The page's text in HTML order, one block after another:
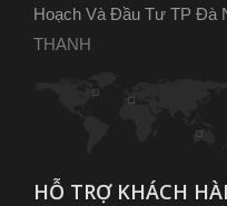
Hoạch Và Đầu Tư TP Đà
THANH
HỖ TRỢ KHÁCH